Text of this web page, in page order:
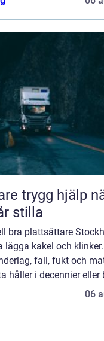
tunga
stilla
bra plattsättare
lägga kakel och
fall, fukt och
håller i decennier eller
06